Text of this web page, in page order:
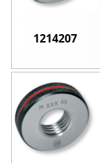
1214207